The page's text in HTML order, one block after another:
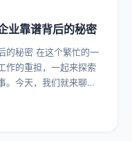
业靠谱背后的秘密
繁忙的一
作的重担，一起来探索
。今天，我们就来聊聊